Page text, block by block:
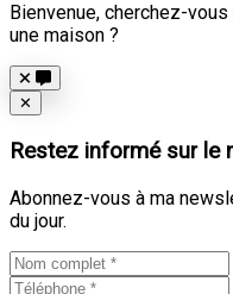
Bienvenue, cherchez-
une maison ?
Close
✕
Restez informé sur le
Abonnez-vous à ma
du jour.